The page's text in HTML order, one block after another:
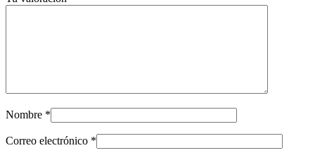
Nombre *
Correo electrónico *